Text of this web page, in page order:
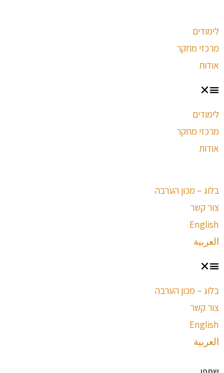
לימודים
מרכזי מחקר
אודות
לימודים
מרכזי מחקר
אודות
בלוג – מכון הערבה
צור קשר
English
العربية
בלוג – מכון הערבה
צור קשר
English
العربية